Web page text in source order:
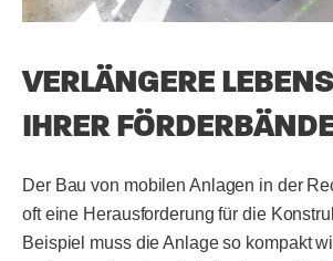
VERLÄNGERE
IHRER
Der Bau von mobilen Anlagen in der
oft eine Herausforderung für die
Beispiel muss die Anlage so kompakt